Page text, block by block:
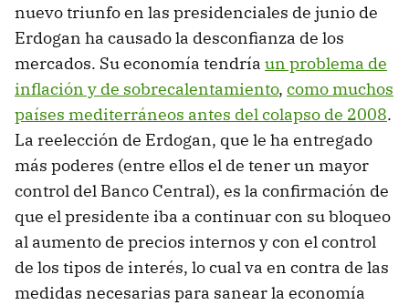
nuevo triunfo en las presidenciales de junio de
Erdogan ha causado la desconfianza de los
mercados. Su economía tendría un problema de
inflación y de sobrecalentamiento, como muchos
países mediterráneos antes del colapso de 2008.
La reelección de Erdogan, que le ha entregado
más poderes (entre ellos el de tener un mayor
control del Banco Central), es la confirmación de
que el presidente iba a continuar con su bloqueo
al aumento de precios internos y con el control
de los tipos de interés, lo cual va en contra de las
medidas necesarias para sanear la economía